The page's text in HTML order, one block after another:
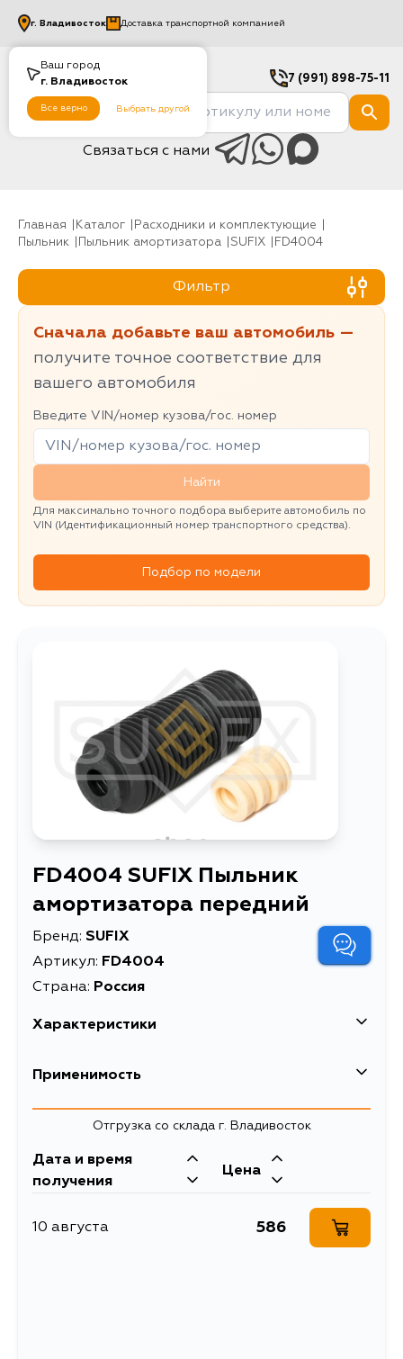
Ваш город
г. Владивосток
Все верно Выбрать другой
г. Владивосток Доставка транспортной компанией
7 (991) 898-75-11
Связаться с нами
Главная Каталог
Расходники и комплектующие
Пыльник
Пыльник амортизатора SUFIX FD4004
Фильтр
Сначала добавьте ваш автомобиль —
получите точное соответствие для
вашего автомобиля
Введите VIN/номер кузова/гос. номер
Найти
Для максимально точного подбора выберите автомобиль по
VIN (Идентификационный номер транспортного средства).
Подбор по модели
FD4004 SUFIX Пыльник
амортизатора передний
Бренд: SUFIX
Артикул: FD4004
Страна: Россия
Характеристики
Описание
Товарная группа
пыльники и отбойники
Применимость
Отгрузка со склада г. Владивосток
Дата и время
получения
Цена
10 августа 586